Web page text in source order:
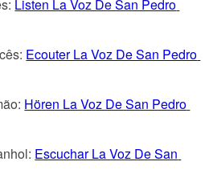
Listen La Voz De San Pedro
Ecouter La Voz De San Pedro
Hören La Voz De San Pedro
Escuchar La Voz De San